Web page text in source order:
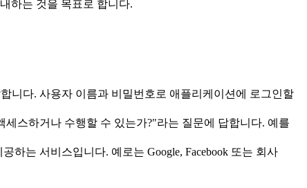
하는 것을 목표로 합니다.
니다. 사용자 이름과 비밀번호로 애플리케이션에 로그인할
스하거나 수행할 수 있는가?"라는 질문에 답합니다. 예를
하는 서비스입니다. 예로는 Google, Facebook 또는 회사